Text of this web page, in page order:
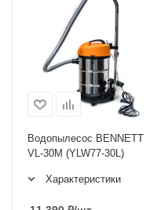
Водопылесос BENNETT
VL-30M (YLW77-30L)
Характеристики